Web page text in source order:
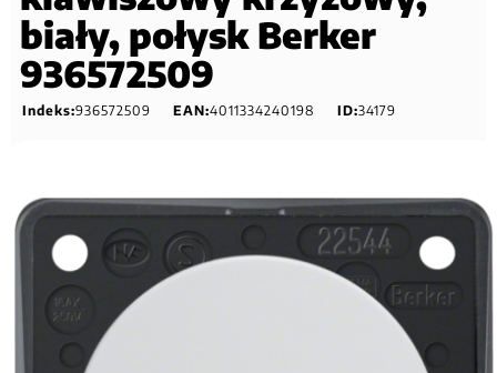
biały, połysk Berker
936572509
Indeks:936572509 EAN:4011334240198 ID:34179